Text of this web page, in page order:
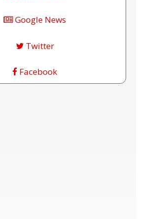
Google News
Twitter
Facebook